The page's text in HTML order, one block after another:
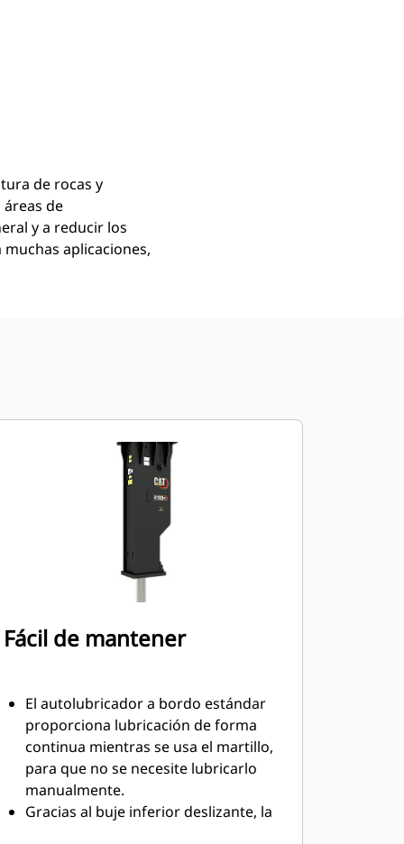
de rocas y
de
y a reducir los
aplicaciones,
Fácil de mantener
El autolubricador a bordo estándar
proporciona lubricación de forma
continua mientras se usa el martillo,
para que no se necesite lubricarlo
manualmente.
Gracias al buje inferior deslizante, la